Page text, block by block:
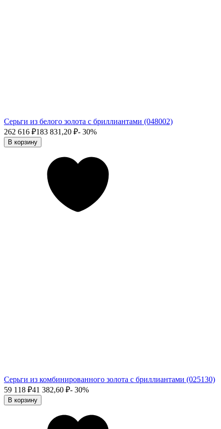
Серьги из белого золота с бриллиантами (048002)
262 616 ₽183 831,20 ₽- 30%
В корзину
Серьги из комбинированного золота с бриллиантами (025130)
59 118 ₽41 382,60 ₽- 30%
В корзину